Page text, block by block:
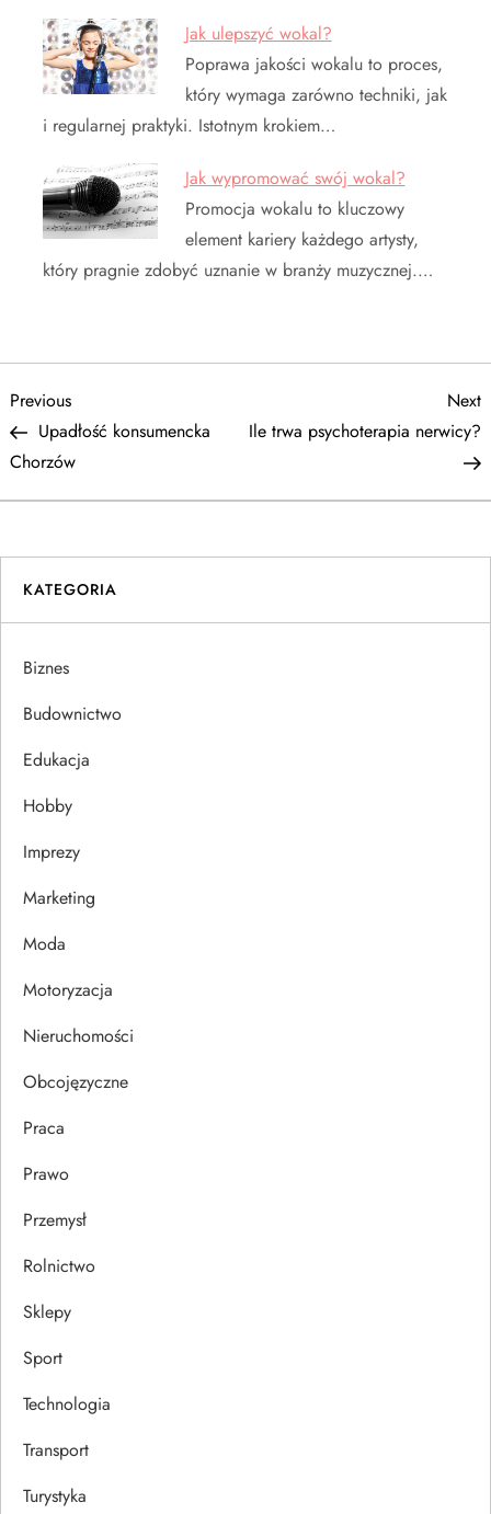
Jak ulepszyć wokal?
Poprawa jakości wokalu to proces,
który wymaga zarówno techniki, jak
i regularnej praktyki. Istotnym krokiem…
Jak wypromować swój wokal?
Promocja wokalu to kluczowy
element kariery każdego artysty,
który pragnie zdobyć uznanie w branży muzycznej.…
N
a
w
i
g
a
c
a
w
p
u
Previous
Post
Previous
Upadłość konsumencka
Chorzów
Next
Ile trwa psychoterapia nerwicy?
KATEGORIA
Biznes
Budownictwo
Edukacja
Hobby
Imprezy
Marketing
Moda
Motoryzacja
Nieruchomości
Obcojęzyczne
Praca
Prawo
Przemysł
Rolnictwo
Sklepy
Sport
Technologia
Transport
Turystyka